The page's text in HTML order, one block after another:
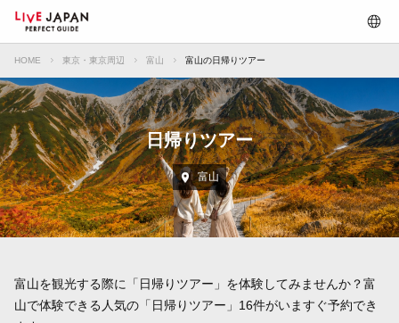
HOME 東京・東京周辺 富山 富山の日帰りツアー
日帰りツアー
富山
富山を観光する際に「日帰りツアー」を体験してみませんか？富
山で体験できる人気の「日帰りツアー」16件がいますぐ予約でき